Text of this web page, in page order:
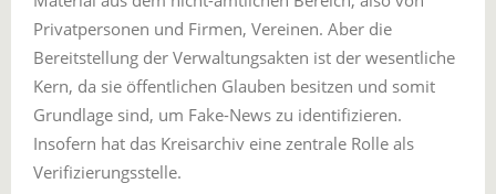
Privatpersonen und Firmen, Vereinen. Aber die
Bereitstellung der Verwaltungsakten ist der wesentliche
Kern, da sie öffentlichen Glauben besitzen und somit
Grundlage sind, um Fake-News zu identifizieren.
Insofern hat das Kreisarchiv eine zentrale Rolle als
Verifizierungsstelle.